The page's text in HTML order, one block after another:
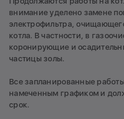
внимание уделено замене
электрофильтра,
котла. В частности, в
коронирующие и
частицы золы.
Все запланированные
намеченным графиком и
срок.